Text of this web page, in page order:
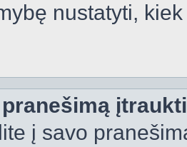
nustatyti,
į savo